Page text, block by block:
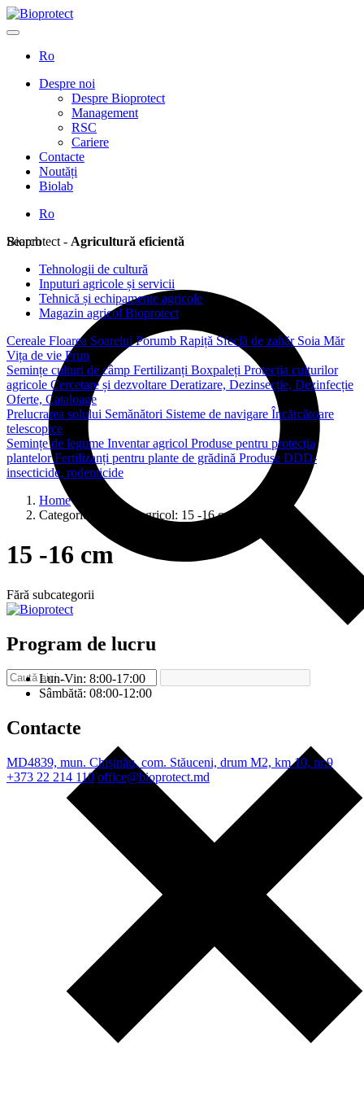
Ro
Despre noi
Despre Bioprotect
Management
RSC
Cariere
Contacte
Noutăți
Biolab
Ro
Search
Bioprotect - Agricultură eficientă
Tehnologii de cultură
Inputuri agricole și servicii
Tehnică și echipamente agricole
Magazin agricol Bioprotect
Cereale Floarea SoareluiPorumb Rapiță Sfeclă de zahăr Soia Măr
Vița de vie Prun
Semințe culturi de câmp Fertilizanți Boxpaleți Protecția culturilor
agricole Cercetare și dezvoltare Deratizare, Dezinsecție, Dezinfecție
Oferte, Cataloage
Prelucrarea solului Semănători Sisteme de navigare Încărcătoare
telescopice
Semințe de legume Inventar agricol Produse pentru protecția
plantelorFertilizanți pentru plante de grădină Produse DDD-
insecticide, rodenticide
Home
Categorie Magazin agricol: 15 -16 cm
15 -16 cm
Fără subcategorii
Program de lucru
Lun-Vin: 8:00-17:00
Sâmbătă: 08:00-12:00
Contacte
MD4839, mun. Chișinău, com. Stăuceni, drum M2, km 10, nr.9
+373 22 214 110 office@bioprotect.md